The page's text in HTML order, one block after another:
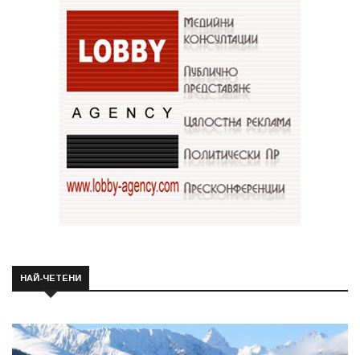
НАЙ-ЧЕТЕНИ